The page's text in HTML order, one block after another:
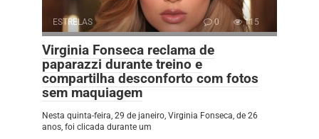
ESTRELAS 0 115
Virginia Fonseca reclama de
paparazzi durante treino e
compartilha desconforto com fotos
sem maquiagem
Nesta quinta-feira, 29 de janeiro, Virginia Fonseca, de 26
anos, foi clicada durante um